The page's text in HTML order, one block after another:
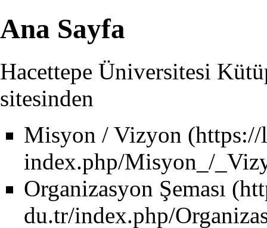
Ana Sayfa
Hacettepe Üniversitesi
sitesinden
Misyon / Vizyon
Organizasyon Şeması